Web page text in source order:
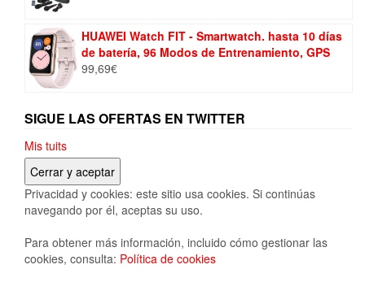
era:
199,90€.
es:
189,00€.
HUAWEI Watch FIT - Smartwatch. hasta 10 días
de batería, 96 Modos de Entrenamiento, GPS
99,69€
SIGUE LAS OFERTAS EN TWITTER
Mis tuits
Privacidad y cookies: este sitio usa cookies. Si continúas
navegando por él, aceptas su uso.
Para obtener más información, incluido cómo gestionar las
cookies, consulta: Política de cookies